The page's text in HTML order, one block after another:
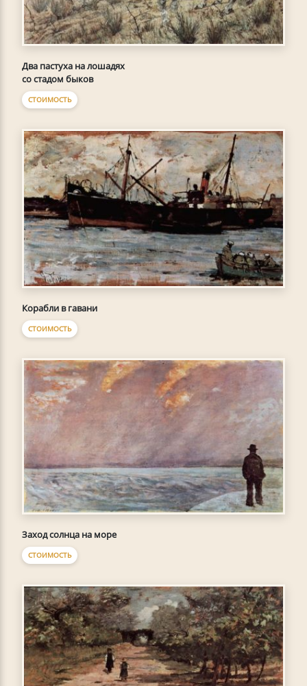
Два пастуха на лошадях
со стадом быков
СТОИМОСТЬ
Корабли в гавани
СТОИМОСТЬ
Заход солнца на море
СТОИМОСТЬ